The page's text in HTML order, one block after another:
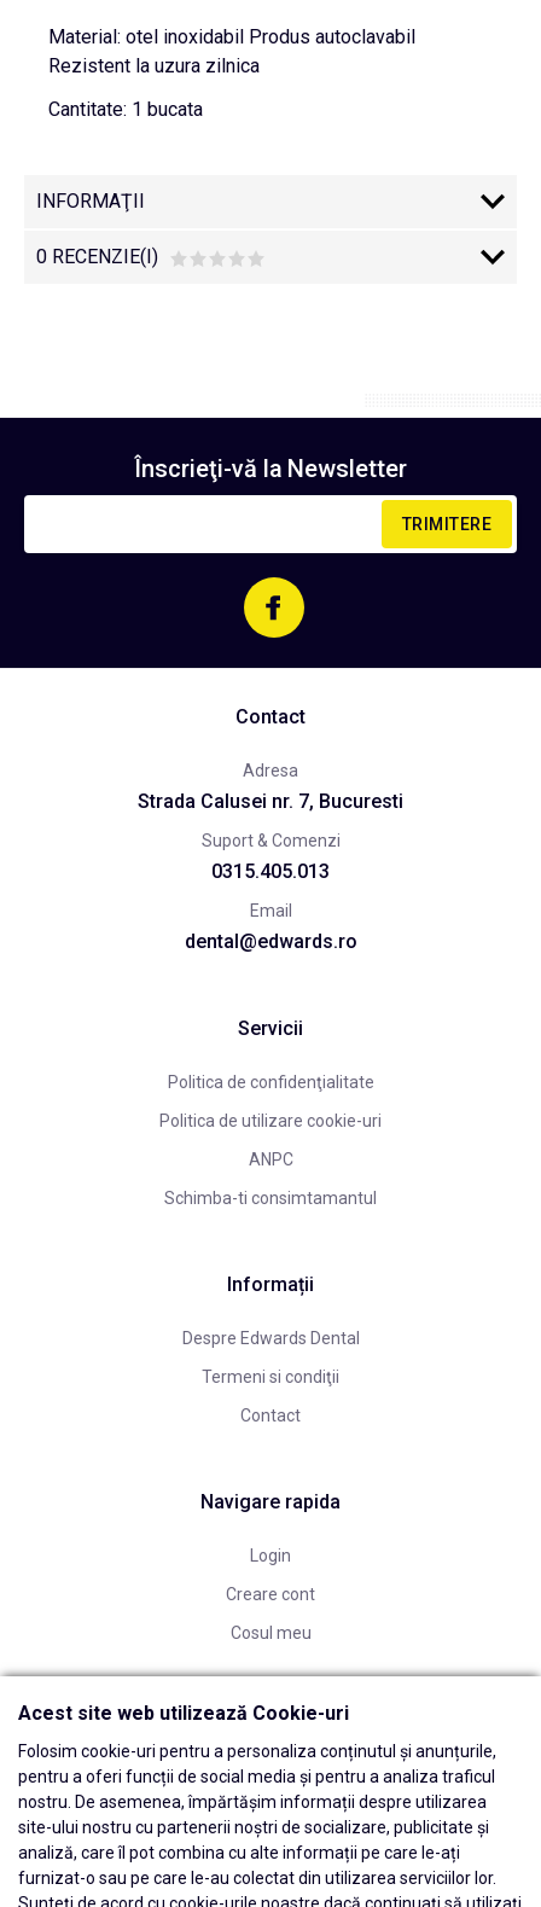
Material: otel inoxidabil Produs autoclavabil
Rezistent la uzura zilnica
Cantitate: 1 bucata
INFORMAŢII
0 RECENZIE(I)
Înscrieţi-vă la Newsletter
TRIMITERE
Contact
Adresa
Strada Calusei nr. 7, Bucuresti
Suport & Comenzi
0315.405.013
Email
dental@edwards.ro
Servicii
Politica de confidenţialitate
Politica de utilizare cookie-uri
ANPC
Schimba-ti consimtamantul
Informații
Despre Edwards Dental
Termeni si condiţii
Contact
Navigare rapida
Login
Creare cont
Cosul meu
Acest site web utilizează Cookie-uri
Folosim cookie-uri pentru a personaliza conținutul și anunțurile,
pentru a oferi funcții de social media și pentru a analiza traficul
nostru. De asemenea, împărtășim informații despre utilizarea
site-ului nostru cu partenerii noștri de socializare, publicitate și
analiză, care îl pot combina cu alte informații pe care le-ați
furnizat-o sau pe care le-au colectat din utilizarea serviciilor lor.